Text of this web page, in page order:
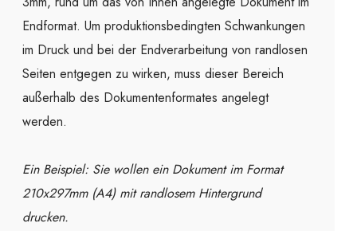
Endformat. Um produktionsbedingten Schwankungen
im Druck und bei der Endverarbeitung von randlosen
Seiten entgegen zu wirken, muss dieser Bereich
außerhalb des Dokumentenformates angelegt
werden.
Ein Beispiel: Sie wollen ein Dokument im Format
210x297mm (A4) mit randlosem Hintergrund
drucken.